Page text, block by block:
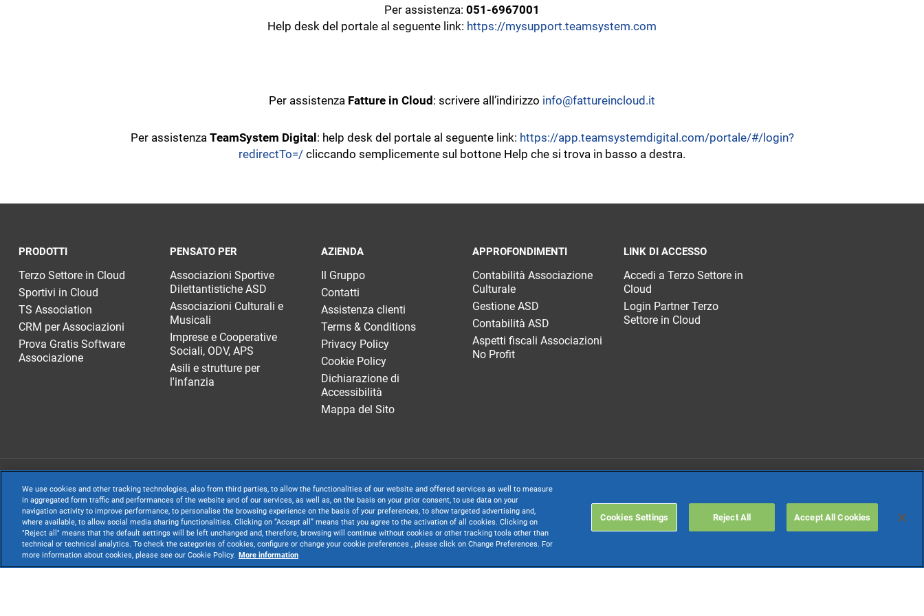
Per assistenza: 051-6967001
Help desk del portale al seguente link: https://mysupport.teamsystem.com
Per assistenza Fatture in Cloud : scrivere all’indirizzo info@fattureincloud.it
Per assistenza TeamSystem Digital : help desk del portale al seguente link: https://app.teamsystemdigital.com/portale/#/login?
redirectTo=/ cliccando semplicemente sul bottone Help che si trova in basso a destra.
PRODOTTI
Terzo Settore in Cloud
Sportivi in Cloud
TS Association
CRM per Associazioni
Prova Gratis Software
Associazione
PENSATO PER
Associazioni Sportive
Dilettantistiche ASD
Associazioni Culturali e
Musicali
Imprese e Cooperative
Sociali, ODV, APS
Asili e strutture per
l'infanzia
AZIENDA
Il Gruppo
Contatti
Assistenza clienti
Terms & Conditions
Privacy Policy
Cookie Policy
Dichiarazione di
Accessibilità
Mappa del Sito
APPROFONDIMENTI
Contabilità Associazione
Culturale
Gestione ASD
Contabilità ASD
Aspetti fiscali Associazioni
No Profit
LINK DI ACCESSO
Accedi a Terzo Settore in
Cloud
Login Partner Terzo
Settore in Cloud
TeamSystem S.p.A. società con socio unico soggetta all’attività di direzione e coordinamento di TeamSystem Holdco
S.p.A. - Cap. Soc. € 24.000.000 I.v. - C.C.I.A.A. delle Marche - P.I. 01035310414
Sede Legale e Amministrativa: Via Sandro Pertini, 88 - 61122 Pesaro (PU) - Tutti i diritti riservati
Websolute
We use cookies and other tracking technologies, also from third parties, to allow the functionalities of our website and offered services as well to measure
in aggregated form traffic and performances of the website and of our services, as well as, on the basis on your prior consent, to use data on your
navigation activity to improve performance, to personalise the browsing experience on the basis of your preferences, to show targeted advertising and,
where available, to allow social media sharing functionalities. Clicking on “Accept all” means that you agree to the activation of all cookies. Clicking on
"Reject all" means that the default settings will be left unchanged and, therefore, browsing will continue without cookies or other tracking tools other than
technical or technical analytics. To check the categories of cookies, configure or change your cookie preferences , please click on Change Preferences. For
more information about cookies, please see our Cookie Policy. More information
Cookies Settings Reject All Accept All Cookies